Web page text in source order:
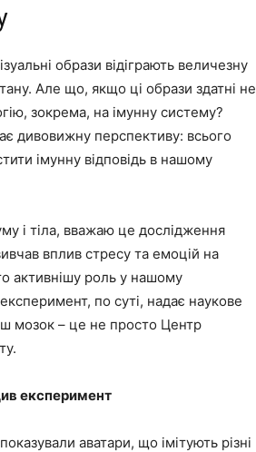
образи відіграють величезну
Але що, якщо ці образи здатні не
зокрема, на імунну систему?
дивовижну перспективу: всього
імунну відповідь в нашому
і тіла, вважаю це дослідження
вплив стресу та емоцій на
активнішу роль у нашому
по суті, надає наукове
мозок – це не просто Центр
експеримент
аватари, що імітують різні